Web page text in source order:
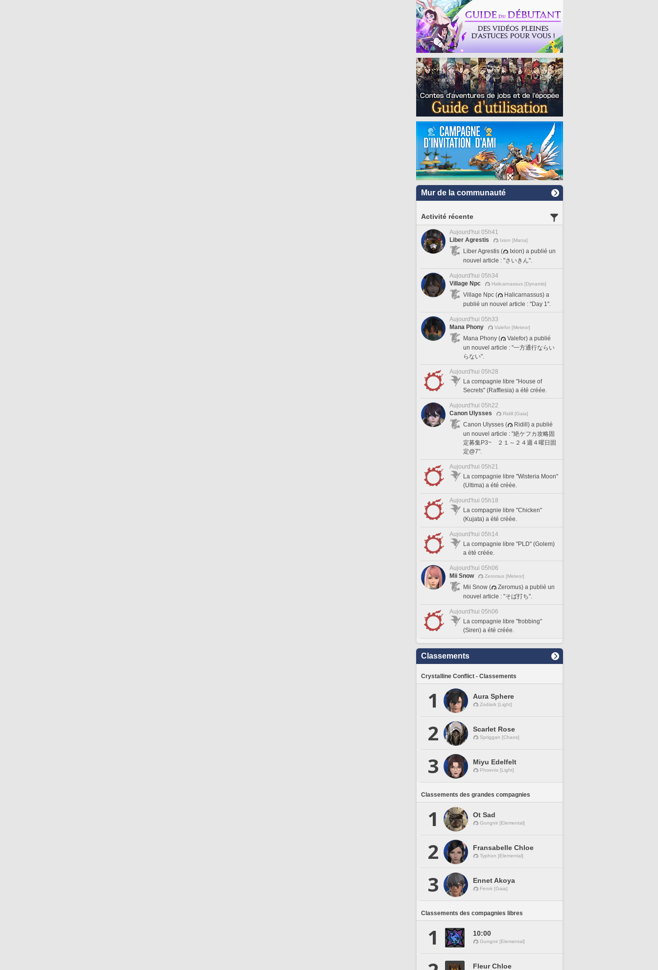
Mur de la communauté
Activité récente
Aujourd'hui 05h41
Liber Agrestis
Ixion [Mana]
Liber Agrestis (
Ixion) a publié un
nouvel article : "さいきん".
Aujourd'hui 05h34
Village Npc
Halicarnassus [Dynamis]
Village Npc (
Halicarnassus) a
publié un nouvel article : "Day 1".
Aujourd'hui 05h33
Mana Phony
Valefor [Meteor]
Mana Phony (
Valefor) a publié
un nouvel article : "一方通行ならい
らない".
Aujourd'hui 05h28
La compagnie libre "House of
Secrets" (Rafflesia) a été créée.
Aujourd'hui 05h22
Canon Ulysses
Ridill [Gaia]
Canon Ulysses (
Ridill) a publié
un nouvel article : "絶ケフカ攻略固
定募集P3~ ２１～２４週４曜日固
定@7".
Aujourd'hui 05h21
La compagnie libre "Wisteria Moon"
(Ultima) a été créée.
Aujourd'hui 05h18
La compagnie libre "Chicken"
(Kujata) a été créée.
Aujourd'hui 05h14
La compagnie libre "PLD" (Golem)
a été créée.
Aujourd'hui 05h06
Mii Snow
Zeromus [Meteor]
Mii Snow (
Zeromus) a publié un
nouvel article : "そば打ち".
Aujourd'hui 05h06
La compagnie libre "frobbing"
(Siren) a été créée.
Classements
Crystalline Conflict - Classements
1 Aura Sphere
Zodiark [Light]
2 Scarlet Rose
Spriggan [Chaos]
3 Miyu Edelfelt
Phoenix [Light]
Classements des grandes compagnies
1 Ot Sad
Gungnir [Elemental]
2 Fransabelle Chloe
Typhon [Elemental]
3 Ennet Akoya
Fenrir [Gaia]
Classements des compagnies libres
1 10:00
Gungnir [Elemental]
Fleur Chloe